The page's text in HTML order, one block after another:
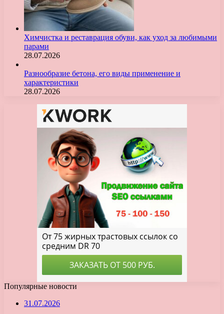
Химчистка и реставрация обуви, как уход за любимыми
парами
28.07.2026
Разнообразие бетона, его виды применение и
характеристики
28.07.2026
Популярные новости
31.07.2026